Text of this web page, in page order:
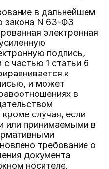
в дальнейшем
закона N 63-ФЗ
электронная
подпись,
с частью 1 статьи 6
к
и может
в
случая, если
или принимаемыми в
требование о
документа
носителе.